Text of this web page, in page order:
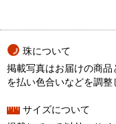
珠について
掲載写真はお届けの商
を払い色合いなどを調整
サイズについて